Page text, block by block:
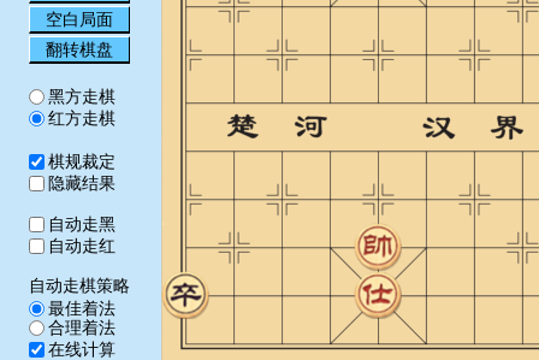
空白局面
翻转棋盘
黑方走棋
红方走棋
棋规裁定
隐藏结果
自动走黑
自动走红
自动走棋策略
最佳着法
合理着法
在线计算